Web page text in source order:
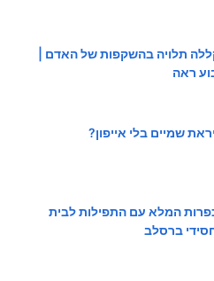
תלויה בהשקפות של האדם |
ראה
שמיים בלי אייפון?
המלא עם התפילות לבית
ברסלב